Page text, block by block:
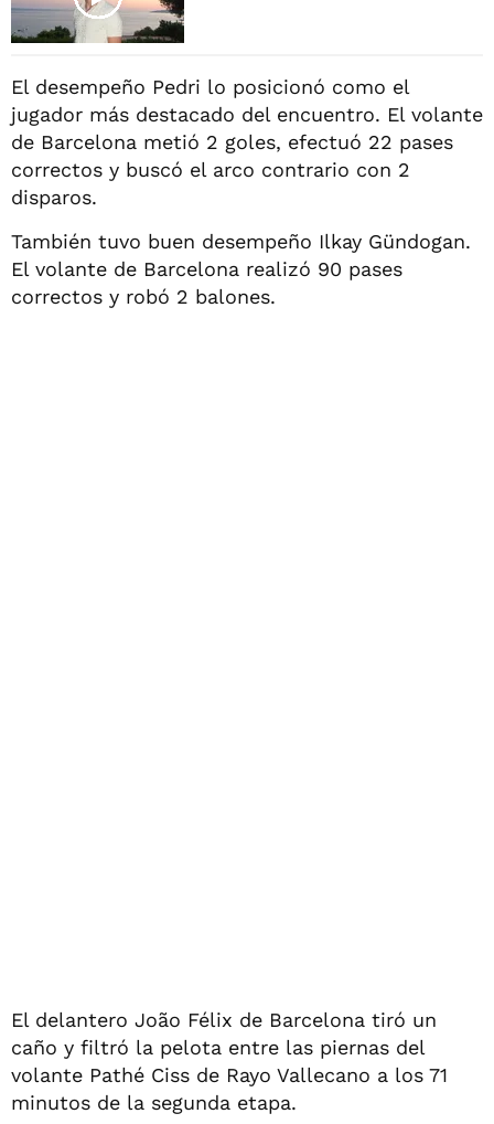
El desempeño Pedri lo posicionó como el
jugador más destacado del encuentro. El volante
de Barcelona metió 2 goles, efectuó 22 pases
correctos y buscó el arco contrario con 2
disparos.
También tuvo buen desempeño Ilkay Gündogan.
El volante de Barcelona realizó 90 pases
correctos y robó 2 balones.
El delantero João Félix de Barcelona tiró un
caño y filtró la pelota entre las piernas del
volante Pathé Ciss de Rayo Vallecano a los 71
minutos de la segunda etapa.